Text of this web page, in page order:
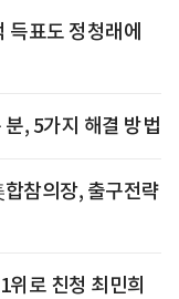
득표도 정청래에
, 5가지 해결 방법
참의장, 출구전략
위로 친청 최민희